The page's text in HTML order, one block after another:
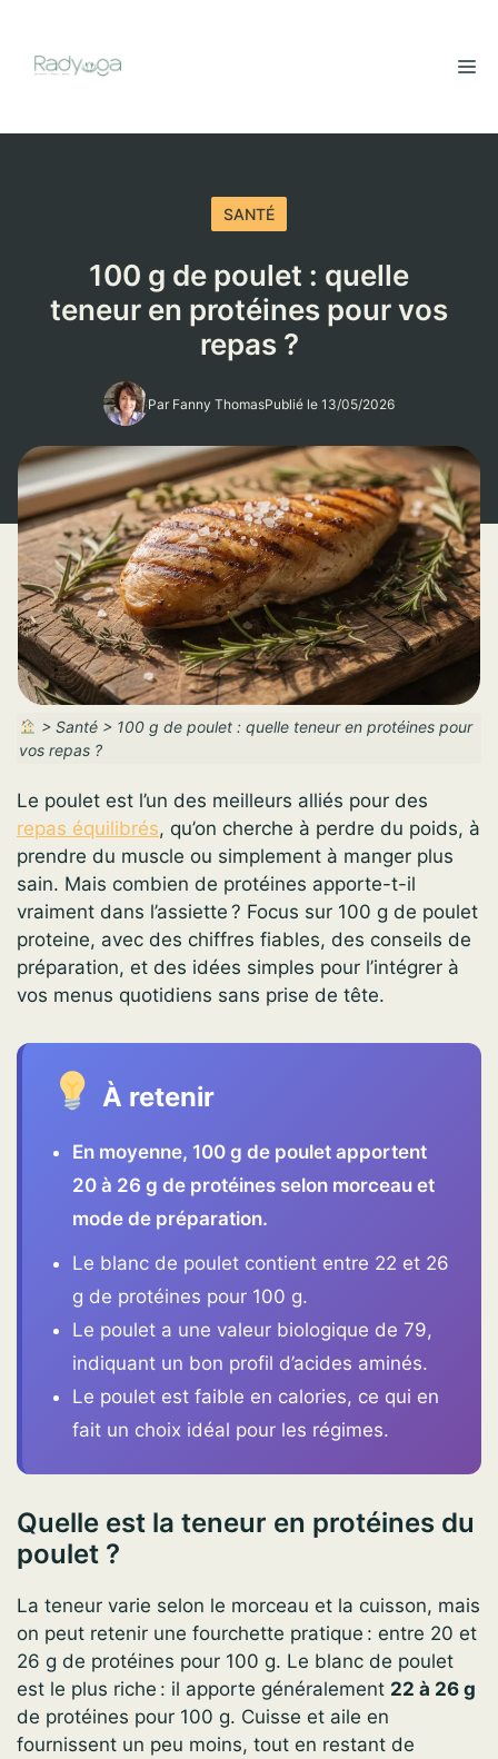
contenu
SANTÉ
100 g de poulet : quelle
teneur en protéines pour vos
repas ?
Par Fanny ThomasPublié le 13/05/2026
> Santé> 100 g de poulet : quelle teneur en protéines pour
vos repas ?
Le poulet est l’un des meilleurs alliés pour des
repas équilibrés, qu’on cherche à perdre du poids, à
prendre du muscle ou simplement à manger plus
sain. Mais combien de protéines apporte-t-il
vraiment dans l’assiette ? Focus sur 100 g de poulet
proteine, avec des chiffres fiables, des conseils de
préparation, et des idées simples pour l’intégrer à
vos menus quotidiens sans prise de tête.
À retenir
En moyenne, 100 g de poulet apportent
20 à 26 g de protéines selon morceau et
mode de préparation.
Le blanc de poulet contient entre 22 et 26
g de protéines pour 100 g.
Le poulet a une valeur biologique de 79,
indiquant un bon profil d’acides aminés.
Le poulet est faible en calories, ce qui en
fait un choix idéal pour les régimes.
Quelle est la teneur en protéines du
poulet ?
La teneur varie selon le morceau et la cuisson, mais
on peut retenir une fourchette pratique : entre 20 et
26 g de protéines pour 100 g. Le blanc de poulet
est le plus riche : il apporte généralement 22 à 26 g
de protéines pour 100 g. Cuisse et aile en
fournissent un peu moins, tout en restant de